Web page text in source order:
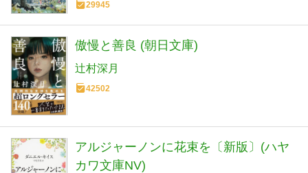
29945
傲慢と善良 (朝日文庫)
辻村深月
42502
アルジャーノンに花束を〔新版〕(ハヤ
カワ文庫NV)